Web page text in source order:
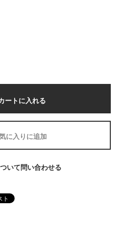
ートに入れる
に入りに追加
いて問い合わせる